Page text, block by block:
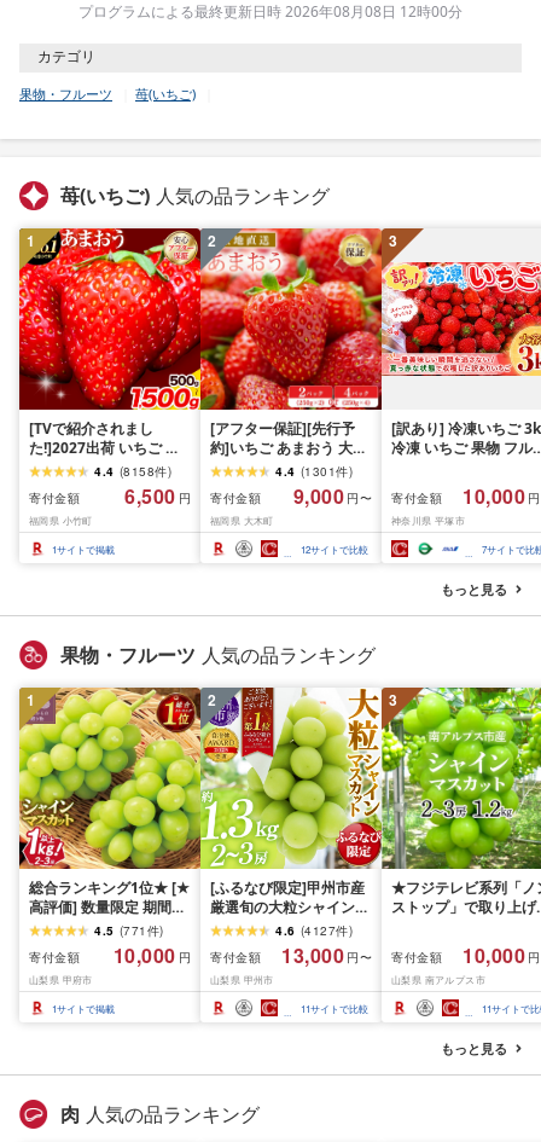
プログラムによる最終更新日時 2026年08月08日 12時00分
カテゴリ
果物・フルーツ 苺(いちご)
苺(いちご) 人気の品ランキング
1
[TVで紹介されまし
た!]2027出荷 いちご あ
まおう 苺 選べる内容量
定期便 先行予約 内容量
苺 送料無料 [着日指定不
可][2027年2月中旬-3月
中旬頃出荷]イチゴ 果物
4.4 (8158件)
寄付金額
6,500 円
福岡県 小竹町
1サイトで掲載
2
[アフター保証][先行予
約]いちご あまおう 大木
町 合計500〜1000g
[2027年1月〜3月に順次
出荷予定] ランキング入
賞 フルーツ 苺 イチゴ あ
かい まるい おおきい う
まい おすすめ 9000円 果
4.4 (1301件)
寄付金額
9,000 円〜
福岡県 大木町
12サイトで比較
3
[訳あり] 冷凍いちご
冷凍 いちご 果物 フル
ム ヨーグルト スムー
ー シャーベット ケー
ショートケーキ ストロ
ベリー おやつ 苺 イチ
ichigo 果実 果汁 冷凍
品 サイズ 不揃い 訳あ
訳アリ 人気 子ども 家
用 おすすめ JA湘南 湘
寄付金額 10,000
神奈川県 平塚市
7サイトで比
もっと見る
果物・フルーツ 人気の品ランキング
1
総合ランキング1位★ [★
高評価] 数量限定 期間限
定 2026年 先行予約 山梨
県産 ぶどう シャイン マ
スカット フルーツ王国
人気 果物 2〜3房 冷蔵
1kg 以上 種なし 大粒 高
4.5 (771 件)
寄付金額
10,000 円
山梨県 甲府市
1サイトで掲載
2
[ふるなび限定]甲州市産
厳選旬の大粒シャインマ
スカット 約1.3kg 2〜3
房[2026年発送]
(MG)B12-472 FN-
Limited-VO シャインマ
スカット フルーツ
4.6 (4127件)
寄付金額
13,000 円〜
山梨県 甲州市
11サイトで比較
3
★フジテレビ系列「ノ
ストップ」で取り上げ
先行予約]南アルプス市
産シャインマスカット
1.2kg以上(2〜3房)ふ
さと納税 おすすめ 山
県 南アルプス市 送料
寄付金額 10,000
山梨県 南アルプス市
11サイトで
もっと見る
肉 人気の品ランキング